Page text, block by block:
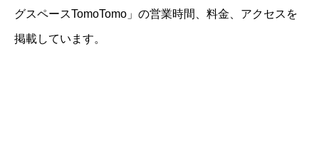
グスペースTomoTomo」の営業時間、料金、アクセスを
掲載しています。